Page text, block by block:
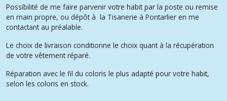
Possibilité de me faire parvenir votre habit par la poste ou remise
en main propre, ou dépôt à la Tisanerie à Pontarlier en me
contactant au préalable.
Le choix de livraison conditionne le choix quant à la récupération
de votre vêtement réparé.
Réparation avec le fil du coloris le plus adapté pour votre habit,
selon les coloris en stock.